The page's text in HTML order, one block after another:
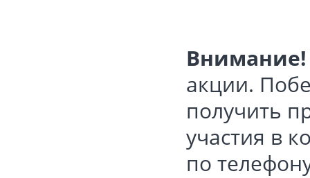
Внимание!
акции.
получить
участия в
по